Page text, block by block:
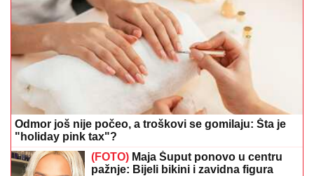
Odmor još nije počeo, a troškovi se gomilaju: Šta je
"holiday pink tax"?
(FOTO) Maja Šuput ponovo u centru
pažnje: Bijeli bikini i zavidna figura